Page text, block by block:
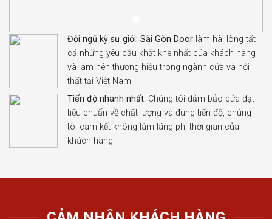
Đội ngũ kỹ sư giỏi: Sài Gòn Door làm hài lòng tất
cả những yêu cầu khắt khe nhất của khách hàng
và làm nên thương hiệu trong ngành cửa và nội
thất tại Việt Nam.
Tiến độ nhanh nhất: Chúng tôi đảm bảo cửa đạt
tiếu chuẩn về chất lượng và đúng tiến độ, chúng
tôi cam kết không làm lãng phí thời gian của
khách hàng.